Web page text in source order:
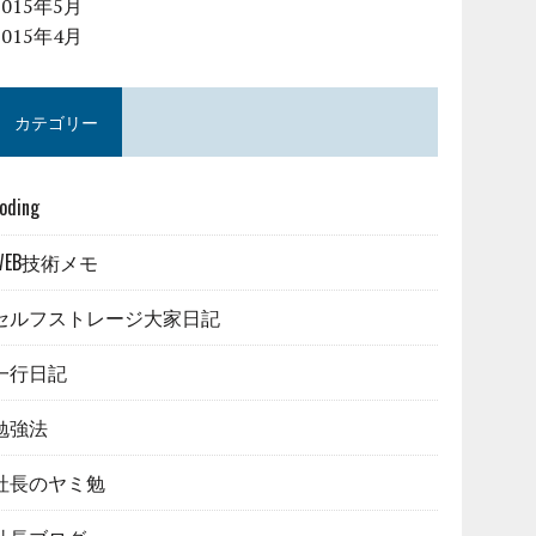
年5月
年4月
カテゴリー
技術メモ
ルフストレージ大家日記
行日記
強法
長のヤミ勉